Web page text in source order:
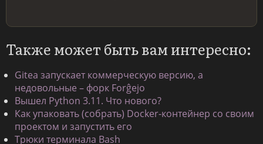
Также может быть вам интересно:
Gitea запускает коммерческую версию, а
недовольные – форк Forĝejo
Вышел Python 3.11. Что нового?
Как упаковать (собрать) Docker-контейнер со своим
проектом и запустить его
Трюки терминала Bash